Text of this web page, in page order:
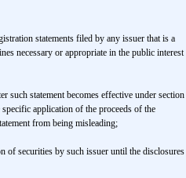
statements filed by any issuer that is a
necessary or appropriate in the public interest
statement becomes effective under section
application of the proceeds of the
from being misleading;
of securities by such issuer until the disclosures